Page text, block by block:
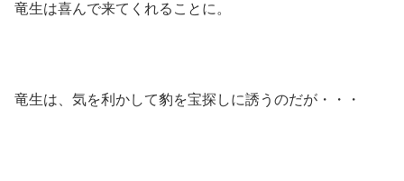
竜生は喜んで来てくれることに。
竜生は、気を利かして豹を宝探しに誘うのだが・・・